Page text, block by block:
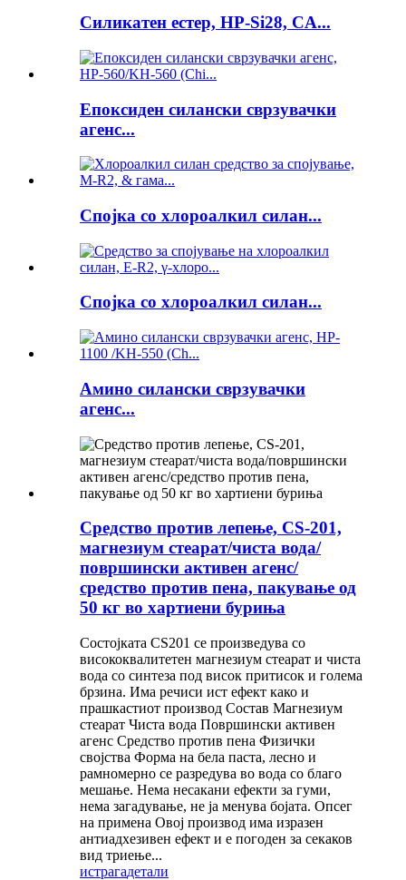
Силикатен естер, HP-Si28, CA...
Епоксиден силански сврзувачки
агенс...
Спојка со хлороалкил силан...
Спојка со хлороалкил силан...
Амино силански сврзувачки
агенс...
Средство против лепење, CS-201,
магнезиум стеарат/чиста вода/
површински активен агенс/
средство против пена, пакување од
50 кг во хартиени буриња
Состојката CS201 се произведува со
висококвалитетен магнезиум стеарат и чиста
вода со синтеза под висок притисок и голема
брзина. Има речиси ист ефект како и
прашкастиот производ Состав Магнезиум
стеарат Чиста вода Површински активен
агенс Средство против пена Физички
својства Форма на бела паста, лесно и
рамномерно се разредува во вода со благо
мешање. Нема несакани ефекти за гуми,
нема загадување, не ја менува бојата. Опсег
на примена Овој производ има изразен
антиадхезивен ефект и е погоден за секаков
вид триење...
истрагадетали